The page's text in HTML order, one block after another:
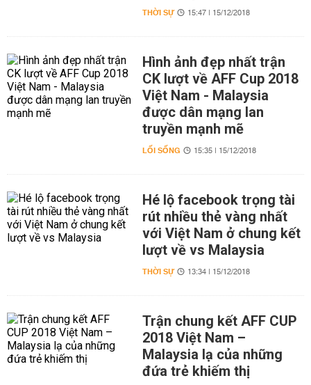
THỜI SỰ 15:47 | 15/12/2018
Hình ảnh đẹp nhất trận
CK lượt về AFF Cup 2018
Việt Nam - Malaysia
được dân mạng lan
truyền mạnh mẽ
LỐI SỐNG 15:35 | 15/12/2018
Hé lộ facebook trọng tài
rút nhiều thẻ vàng nhất
với Việt Nam ở chung kết
lượt về vs Malaysia
THỜI SỰ 13:34 | 15/12/2018
Trận chung kết AFF CUP
2018 Việt Nam –
Malaysia lạ của những
đứa trẻ khiếm thị